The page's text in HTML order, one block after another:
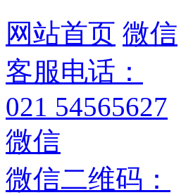
网站首页 微信
客服电话：
021 54565627
微信
微信二维码：